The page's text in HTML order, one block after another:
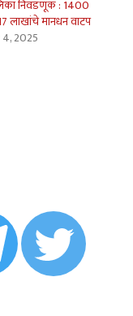
निवडणूक : 1400
लाखांचे मानधन वाटप
2025